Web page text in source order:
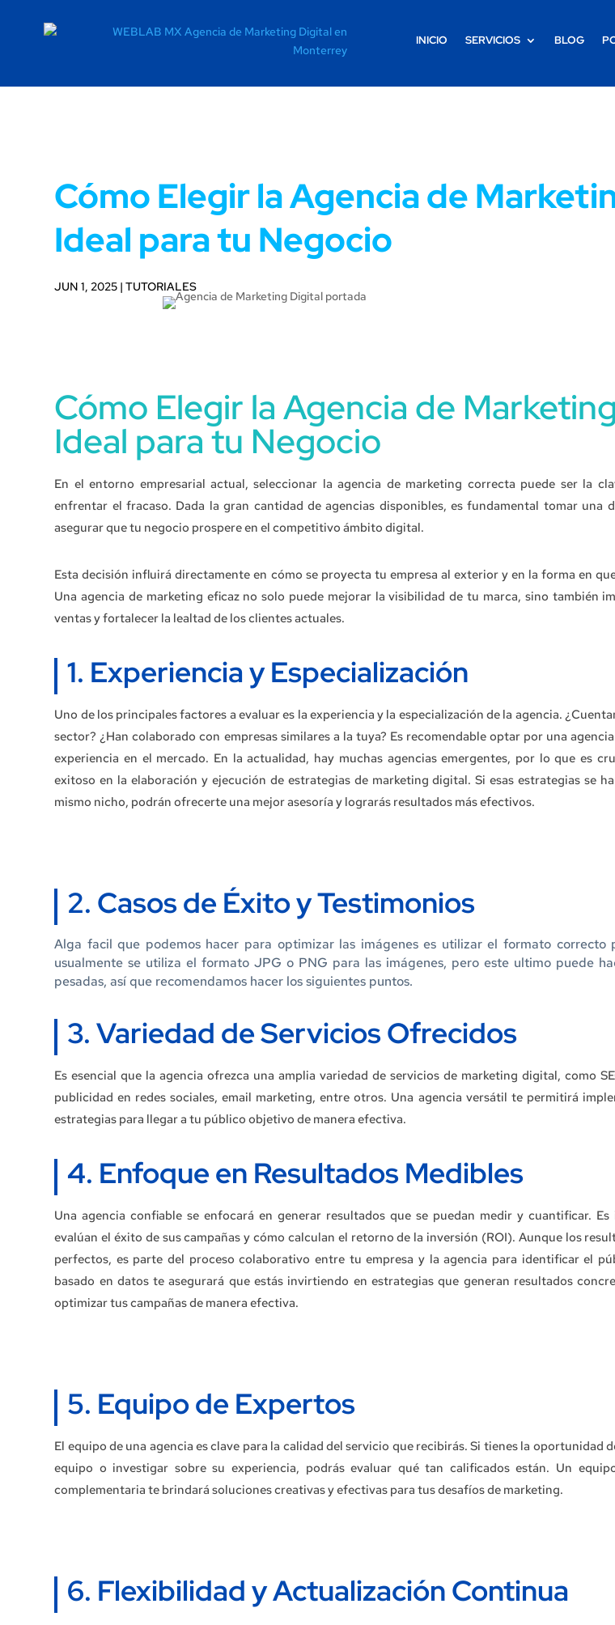
INICIO SERVICIOS BLOG
Cómo Elegir la Agencia de
Ideal para tu Negocio
JUN 1, 2025 |TUTORIALES
Cómo Elegir la Agencia de
Ideal para tu Negocio
En el entorno empresarial actual, seleccionar la agencia de marketing correcta puede ser la
enfrentar el fracaso. Dada la gran cantidad de agencias disponibles, es fundamental tomar una
asegurar que tu negocio prospere en el competitivo ámbito digital.
Esta decisión influirá directamente en cómo se proyecta tu empresa al exterior y en la forma en
Una agencia de marketing eficaz no solo puede mejorar la visibilidad de tu marca, sino también
ventas y fortalecer la lealtad de los clientes actuales.
1. Experiencia y Especialización
Uno de los principales factores a evaluar es la experiencia y la especialización de la agencia.
sector? ¿Han colaborado con empresas similares a la tuya? Es recomendable optar por una
experiencia en el mercado. En la actualidad, hay muchas agencias emergentes, por lo que es
exitoso en la elaboración y ejecución de estrategias de marketing digital. Si esas estrategias se
mismo nicho, podrán ofrecerte una mejor asesoría y lograrás resultados más efectivos.
2. Casos de Éxito y Testimonios
Alga facil que podemos hacer para optimizar las imágenes es utilizar el formato correcto
usualmente se utiliza el formato JPG o PNG para las imágenes, pero este ultimo puede
pesadas, así que recomendamos hacer los siguientes puntos.
3. Variedad de Servicios Ofrecidos
Es esencial que la agencia ofrezca una amplia variedad de servicios de marketing digital, como
publicidad en redes sociales, email marketing, entre otros. Una agencia versátil te permitirá
estrategias para llegar a tu público objetivo de manera efectiva.
4. Enfoque en Resultados Medibles
Una agencia confiable se enfocará en generar resultados que se puedan medir y cuantificar.
evalúan el éxito de sus campañas y cómo calculan el retorno de la inversión (ROI). Aunque los
perfectos, es parte del proceso colaborativo entre tu empresa y la agencia para identificar el
basado en datos te asegurará que estás invirtiendo en estrategias que generan resultados
optimizar tus campañas de manera efectiva.
5. Equipo de Expertos
El equipo de una agencia es clave para la calidad del servicio que recibirás. Si tienes la oportunidad
equipo o investigar sobre su experiencia, podrás evaluar qué tan calificados están. Un
complementaria te brindará soluciones creativas y efectivas para tus desafíos de marketing.
6. Flexibilidad y Actualización Continua